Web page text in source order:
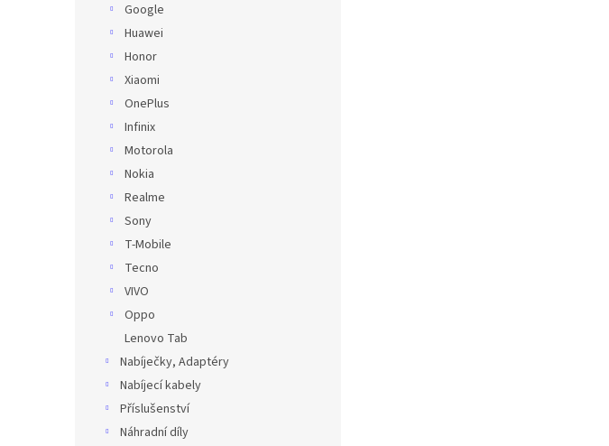
Google
Huawei
Honor
Xiaomi
OnePlus
Infinix
Motorola
Nokia
Realme
Sony
T-Mobile
Tecno
VIVO
Oppo
Lenovo Tab
Nabíječky, Adaptéry
Nabíjecí kabely
Příslušenství
Náhradní díly